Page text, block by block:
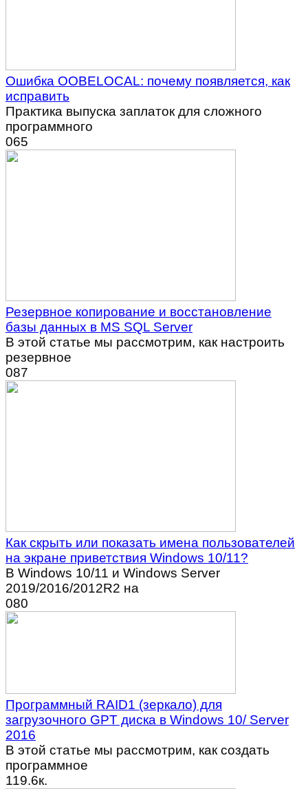
Ошибка OOBELOCAL: почему появляется, как
исправить
Практика выпуска заплаток для сложного
программного
065
Резервное копирование и восстановление
базы данных в MS SQL Server
В этой статье мы рассмотрим, как настроить
резервное
087
Как скрыть или показать имена пользователей
на экране приветствия Windows 10/11?
В Windows 10/11 и Windows Server
2019/2016/2012R2 на
080
Программный RAID1 (зеркало) для
загрузочного GPT диска в Windows 10/ Server
2016
В этой статье мы рассмотрим, как создать
программное
119.6к.